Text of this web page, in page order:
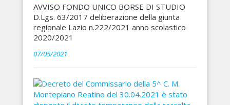
AVVISO FONDO UNICO BORSE DI STUDIO
D.Lgs. 63/2017 deliberazione della giunta
regionale Lazio n.222/2021 anno scolastico
2020/2021
07/05/2021